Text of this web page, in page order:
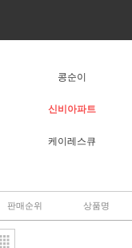
콩순이
신비아파트
케이레스큐
판매순위 상품명